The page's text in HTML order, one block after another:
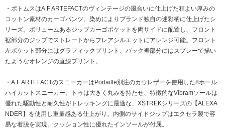
・ボトムスはA.F ARTEFACTのヴィンテージの風合いに仕上げた程よい厚みの
コットン素材のカーゴパンツ。染めによりブランド独自の迷彩柄に仕上げたシ
リーズ。ボリュームあるジップカーゴポケットを両サイドに配置し、フロント
裾部分のジップでストレートからフレアシルエットにアレンジ可能。フロント
左ポケット部分にはグラフィックプリント、バック裾部分にはスプレーで描い
たようなオレンジの直線プリント。
・A.F ARTEFACTのスニーカーはPortaille別注のカウレザーを使用した8ホール
ハイカットスニーカー。トゥは大きく丸みを持たせ、特徴的なVibramソールは
優れた駆動性と耐久性がトレッキングに最適な、XSTREKシリーズの【ALEXA
NDER】を使用し重量感ある仕上がり。内側のサイドジップはエクセラ製で容
易な着脱を実現。クッション性に優れたインソールが付属。